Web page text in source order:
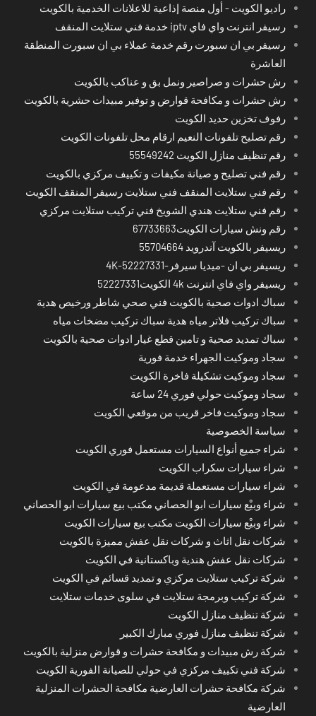
راديو الكويت - أول منصة إذاعية للاعلانات الخدمية بالكويت
رسيفر انترنت واي فاي iptv خدمة فني ستلايت المنقف
رسيفر بي ان سبورت رقم خدمة عملاء بي ان سبورت المنطقة
العاشرة
رش حشرات و صراصير ونمل بق و عناكب بالكويت
رش حشرات و مكافحة قوارض و توفير مبيدات حشرية بالكويت
رفوف تخزين حديد الكويت
رقم تصليح تلفونات النعيم ارقام محل تلفونات الكويت
رقم تنظيف منازل الكويت 55549242
رقم فني تصليح و صيانة مكيفات و تكييف مركزي بالكويت
رقم فني ستلايت المنقف فني ستلايت رسيفر المنقف الكويت
رقم فني ستلايت هندي الشويخ فني تركيب ستلايت مركزي
رقم ونش سيارات الكويت67733663
ريسيفر بالكويت آندرويد 55704664
ريسيفر بي ان -ميديا سيرفر-4K-52227331
ريسيفر واي فاي انترنت 4k الكويت52227331
سباك ادوات صحية بالكويت فني صحي شاطر ورخيص هدية
سباك تركيب فلاتر مياه هدية سباك تركيب مضخات مياه
سباك تمديد صحية و تامين قطع غيار ادوات صحية بالكويت
سجاد وموكيت الجهراء خدمة فورية
سجاد وموكيت تشكيلة فاخرة الكويت
سجاد وموكيت حولي فوري 24 ساعة
سجاد وموكيت فاخر قريب من موقعي الكويت
سياسة الخصوصية
شراء جميع أنواع السيارات مستعمل فوري الكويت
شراء سيارات سكراب الكويت
شراء سيارات مستعملة قديمة مدعومة في الكويت
شراء وبيْع سيارات ابو الحصاني مكتب بيع سيارات ابو الحصاني
شراء وبيْع سيارات الكويت مكتب بيع سيارات الكويت
شركات نقل اثاث و شركات نقل عفش مميزة بالكويت
شركات نقل عفش هندية وباكستانية في الكويت
شركة تركيب ستلايت مركزي و تمديد قسائم في الكويت
شركة تركيب وبرمجة ستلايت في سلوى خدمات ستلايت
شركة تنظيف منازل الكويت
شركة تنظيف منازل فوري مبارك الكبير
شركة رش مبيدات و مكافحة حشرات و قوارض منزلية بالكويت
شركة فني تكييف مركزي في حولي للصيانة الفورية الكويت
شركة مكافحة حشرات العارضية مكافحة الحشرات المنزلية
العارضية